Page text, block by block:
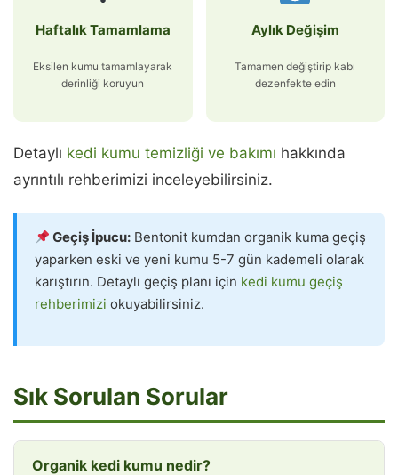
Haftalık Tamamlama
Eksilen kumu tamamlayarak
derinliği koruyun
Aylık Değişim
Tamamen değiştirip kabı
dezenfekte edin
Detaylı kedi kumu temizliği ve bakımı hakkında
ayrıntılı rehberimizi inceleyebilirsiniz.
Geçiş İpucu: Bentonit kumdan organik kuma geçiş
yaparken eski ve yeni kumu 5-7 gün kademeli olarak
karıştırın. Detaylı geçiş planı için kedi kumu geçiş
rehberimizi okuyabilirsiniz.
Sık Sorulan Sorular
Organik kedi kumu nedir?